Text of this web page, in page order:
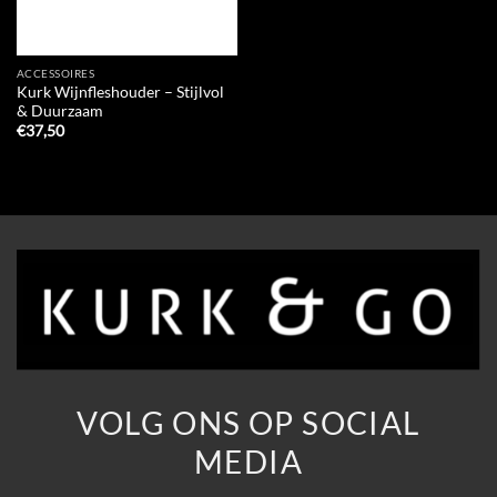
ACCESSOIRES
Kurk Wijnfleshouder – Stijlvol
& Duurzaam
€37,50
VOLG ONS OP SOCIAL
MEDIA